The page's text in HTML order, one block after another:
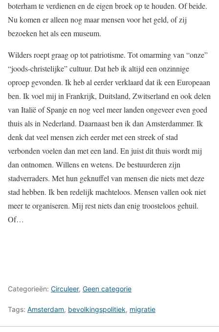
boterham te verdienen en de eigen broek op te houden. Of beide.
Nu komen er alleen nog maar mensen voor het geld, of zij
bezoeken het als een museum.
Wilders roept graag op tot patriotisme. Tot omarming van “onze”
“joods-christelijke” cultuur. Dat heb ik altijd een onzinnige
oproep gevonden. Ik heb al eerder verklaard dat ik een Europeaan
ben. Ik voel mij in Frankrijk, Duitsland, Zwitserland en ook delen
van Italië of Spanje en nog veel meer landen ongeveer even goed
thuis als in Nederland. Daarnaast ben ik dan Amsterdammer. Ik
denk dat veel mensen zich eerder met een streek of stad
verbonden voelen dan met een land. En juist dit thuis wordt mij
dan ontnomen. Willens en wetens. De bestuurderen zijn
stadverraders. Met hun geknuffel van mensen die niets met deze
stad hebben. Ik ben redelijk machteloos. Mensen vallen ook niet
meer te organiseren. Mij rest niets dan enig troosteloos gehuil.
Of…
Categorieën: Circuleer, Geen categorie
Tags: Amsterdam, bevolkingspolitiek, migratie